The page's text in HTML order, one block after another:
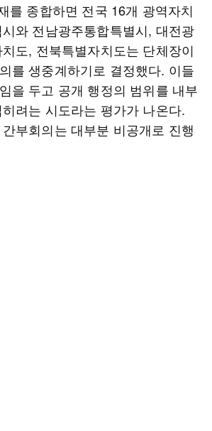
를 종합하면 전국 16개 광역자치
와 전남광주통합특별시, 대전광
도, 전북특별자치도는 단체장이
를 생중계하기로 결정했다. 이들
을 두고 공개 행정의 범위를 내부
려는 시도라는 평가가 나온다.
부회의는 대부분 비공개로 진행